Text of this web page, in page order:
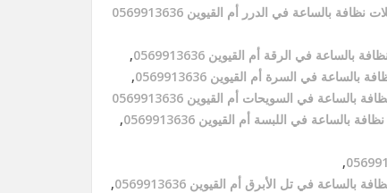
نظافة بالساعة في الدرر أم القيوين 0569913636
بالساعة في الرقة أم القيوين 0569913636
,
بالساعة في السرة أم القيوين 0569913636
,
بالساعة في السويحات أم القيوين 0569913636
بالساعة في اللبسة أم القيوين 0569913636
,
,
بالساعة في تل الأبرق أم القيوين 0569913636
,